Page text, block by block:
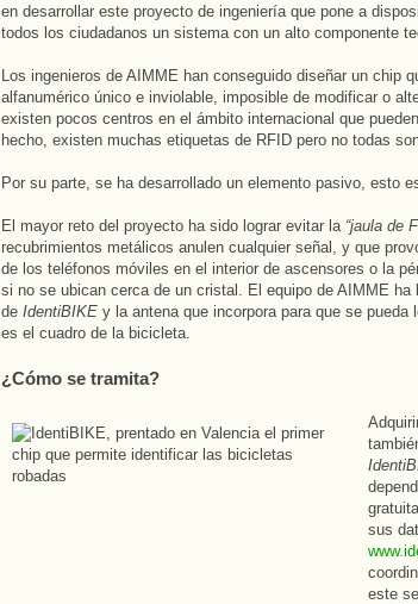
en desarrollar este proyecto de ingeniería que pone a
todos los ciudadanos un sistema con un alto componente
Los ingenieros de AIMME han conseguido diseñar un chip
alfanumérico único e inviolable, imposible de modificar o
existen pocos centros en el ámbito internacional que
hecho, existen muchas etiquetas de RFID pero no todas
Por su parte, se ha desarrollado un elemento pasivo, esto
El mayor reto del proyecto ha sido lograr evitar la “jaula de
recubrimientos metálicos anulen cualquier señal, y que
de los teléfonos móviles en el interior de ascensores o la
si no se ubican cerca de un cristal. El equipo de AIMME
de IdentiBIKE y la antena que incorpora para que se
es el cuadro de la bicicleta.
¿Cómo se tramita?
sus
este